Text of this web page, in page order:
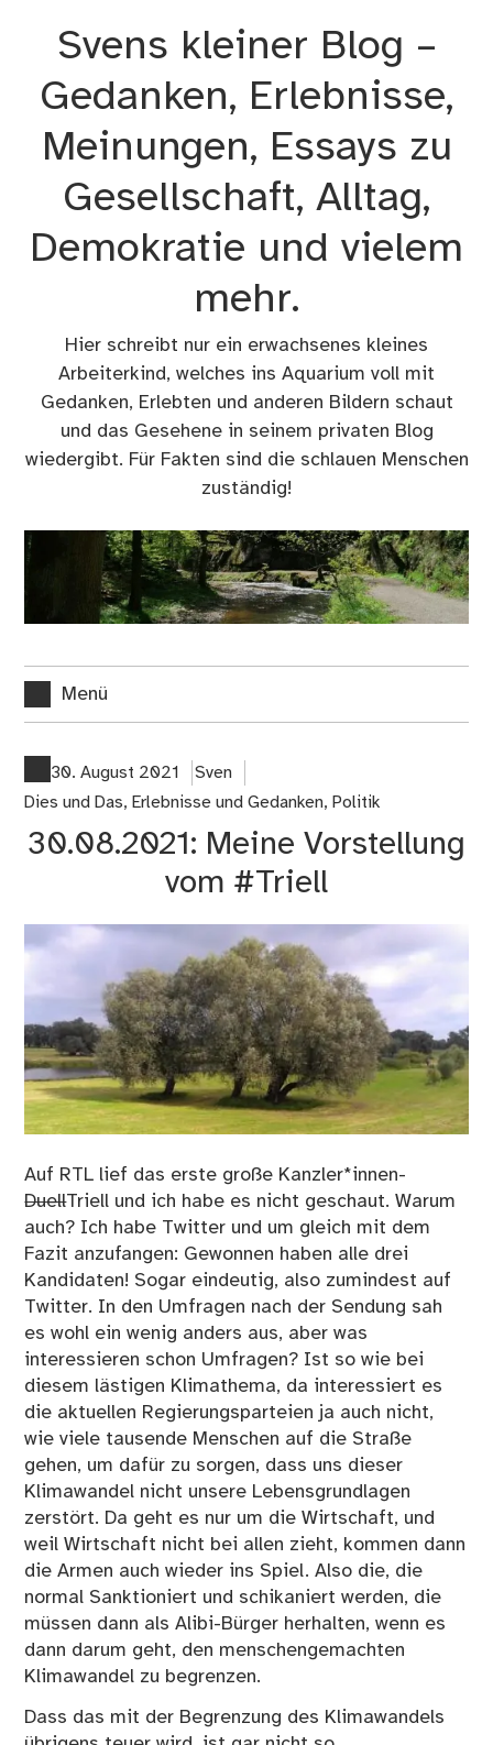
Svens kleiner Blog –
Gedanken, Erlebnisse,
Meinungen, Essays zu
Gesellschaft, Alltag,
Demokratie und vielem
mehr.
Hier schreibt nur ein erwachsenes kleines
Arbeiterkind, welches ins Aquarium voll mit
Gedanken, Erlebten und anderen Bildern schaut
und das Gesehene in seinem privaten Blog
wiedergibt. Für Fakten sind die schlauen Menschen
zuständig!
Menü
30. August 2021
Sven
Dies und Das, Erlebnisse und Gedanken, Politik
30.08.2021: Meine Vorstellung
vom #Triell
Auf RTL lief das erste große Kanzler*innen-
DuellTriell und ich habe es nicht geschaut. Warum
auch? Ich habe Twitter und um gleich mit dem
Fazit anzufangen: Gewonnen haben alle drei
Kandidaten! Sogar eindeutig, also zumindest auf
Twitter. In den Umfragen nach der Sendung sah
es wohl ein wenig anders aus, aber was
interessieren schon Umfragen? Ist so wie bei
diesem lästigen Klimathema, da interessiert es
die aktuellen Regierungsparteien ja auch nicht,
wie viele tausende Menschen auf die Straße
gehen, um dafür zu sorgen, dass uns dieser
Klimawandel nicht unsere Lebensgrundlagen
zerstört. Da geht es nur um die Wirtschaft, und
weil Wirtschaft nicht bei allen zieht, kommen dann
die Armen auch wieder ins Spiel. Also die, die
normal Sanktioniert und schikaniert werden, die
müssen dann als Alibi-Bürger herhalten, wenn es
dann darum geht, den menschengemachten
Klimawandel zu begrenzen.
Dass das mit der Begrenzung des Klimawandels